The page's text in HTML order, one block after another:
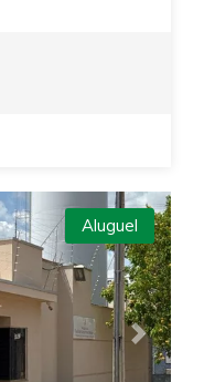
Next
Aluguel